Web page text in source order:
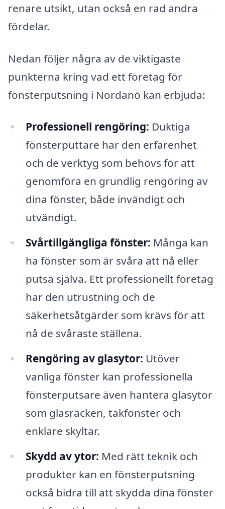
renare utsikt, utan också en rad andra
fördelar.
Nedan följer några av de viktigaste
punkterna kring vad ett företag för
fönsterputsning i Nordanö kan erbjuda:
Professionell rengöring: Duktiga
fönsterputtare har den erfarenhet
och de verktyg som behövs för att
genomföra en grundlig rengöring av
dina fönster, både invändigt och
utvändigt.
Svårtillgängliga fönster: Många kan
ha fönster som är svåra att nå eller
putsa själva. Ett professionellt företag
har den utrustning och de
säkerhetsåtgärder som krävs för att
nå de svåraste ställena.
Rengöring av glasytor: Utöver
vanliga fönster kan professionella
fönsterputsare även hantera glasytor
som glasräcken, takfönster och
enklare skyltar.
Skydd av ytor: Med rätt teknik och
produkter kan en fönsterputsning
också bidra till att skydda dina fönster